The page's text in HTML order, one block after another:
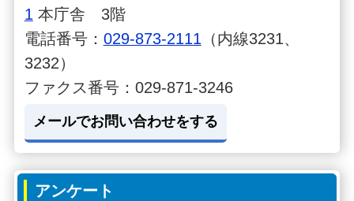
1 本庁舎 3階
電話番号： 029-873-2111 （内線3231、
3232）
ファクス番号：029-871-3246
メールでお問い合わせをする
アンケート